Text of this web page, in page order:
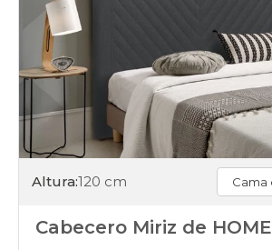
Altura:120 cm
Cabecero Miriz de HOME